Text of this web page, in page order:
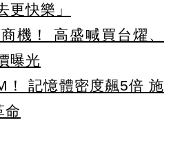
更快樂」
機！ 高盛喊買台燿、
曝光
！ 記憶體密度飆5倍 施
命